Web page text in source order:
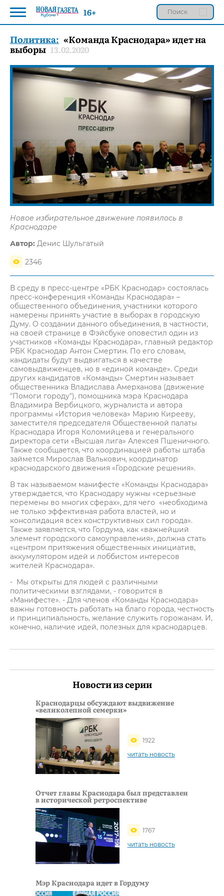
Политика: «Команда Краснодара» идет на
выборы 13.02.2020
Новое избирательное движение появилось в
Краснодаре
Автор: Денис Шульгатый
2346
В среду в пресс-центре «РБК Краснодар» состоялась
пресс-конференция «Команды Краснодара» –
общественного объединения, участники которого
намерены принять участие в выборах в городскую
Думу. О создании данного объединения, в частности,
на своей странице в Фэйсбуке оповестил один из
участников «Команды Краснодара», главный редактор
РБК Краснодар Антон Смертин. По его словам,
кандидаты будут выдвигаться в качестве
самовыдвиженцев, но в «единой команде». Среди
других кандидатов «Команды» Смертин называет
общественника Владислава Амерханова (движение
"Помоги городу"), помощника мэра Краснодара
Владимира Вербицкого, журналиста и автора
программы «История человека» Марию Кирееву,
заместителя председателя Общественной палаты
Краснодара Игоря Коломийцева и генерального
директора сети «Высшая лига» Алексея Пшеничного.
Также сообщается, что координацией работы штаба
займется Мирослав Валькович, координатор
краснодарского движения «Городские решения».
В так называемом манифесте «Команды Краснодара»
утверждается, что Краснодару нужны «серьезные
перемены во многих сферах», для чего «необходима
не только эффективная работа властей, но и
консолидация всех конструктивных сил города».
Также заявляется, что Гордума, как «важнейший
элемент городского самоуправления», должна стать
«центром притяжения общественных инициатив,
аккумулятором идей и лоббистом интересов
жителей Краснодара».
- Мы открыты для людей с различными
политическими взглядами, - говорится в
«Манифесте». - Для членов «Команды Краснодара»
важны готовность работать на благо города, честность
и принципиальность, желание служить горожанам. И,
конечно, наличие идей, полезных для краснодарцев.
Новости из серии
Краснодарцы обсуждают выдвижение
«великолепной семерки»
1922
читать новость
Отчет главы Краснодара был представлен
в исторической ретроспективе
1767
читать новость
Мэр Краснодара идет в Гордуму
16+